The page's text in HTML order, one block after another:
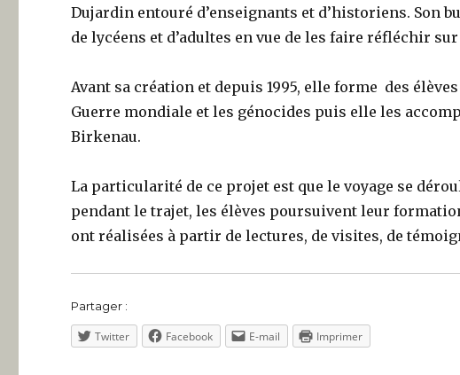
Dujardin entouré d’enseignants et d’historiens. Son
de lycéens et d’adultes en vue de les faire réfléchir
Avant sa création et depuis 1995, elle forme des
Guerre mondiale et les génocides puis elle les
Birkenau.
La particularité de ce projet est que le voyage se
pendant le trajet, les élèves poursuivent leur
ont réalisées à partir delectures, de visites, de
Partager :
Twitter Facebook E-mail Imprimer